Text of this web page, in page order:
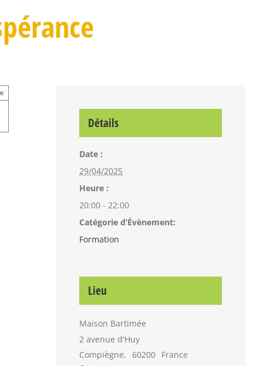
×
Détails
Date :
29/04/2025
Heure :
20:00 - 22:00
Catégorie d’Évènement:
Formation
Lieu
Maison Bartimée
2 avenue d'Huy
Compiègne, 60200 France